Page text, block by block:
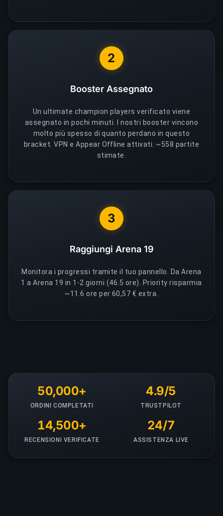
2
Booster Assegnato
Un ultimate champion players verificato viene
assegnato in pochi minuti. I nostri booster vincono
molto più spesso di quanto perdano in questo
bracket. VPN e Appear Offline attivati. ~558 partite
stimate.
3
Raggiungi Arena 19
Monitora i progressi tramite il tuo pannello. Da Arena
1 a Arena 19 in 1-2 giorni (46.5 ore). Priority risparmia
~11.6 ore per 60,57 € extra.
50,000+
ORDINI COMPLETATI
4.9/5
TRUSTPILOT
14,500+
RECENSIONI VERIFICATE
24/7
ASSISTENZA LIVE